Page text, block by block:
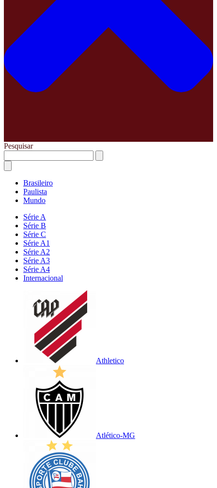
Pesquisar
Brasileiro
Paulista
Mundo
Série A
Série B
Série C
Série A1
Série A2
Série A3
Série A4
Internacional
Athletico
Atlético-MG